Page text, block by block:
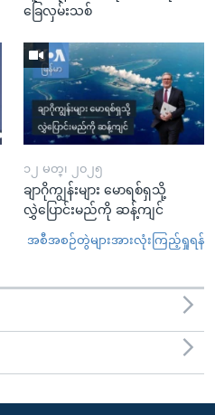
ခြေလှမ်းသစ်
၁၂ မတ္၊ ၂၀၂၅
ချာဂိုကျွန်းများ မောရစ်ရှသို့
လွှဲပြောင်းမည်ကို ဆန့်ကျင်
အစီအစဉ်တွဲများအားလုံးကြည့်ရှုရန်